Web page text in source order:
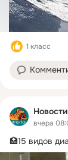
1 класс
вчера
🏥15 видов